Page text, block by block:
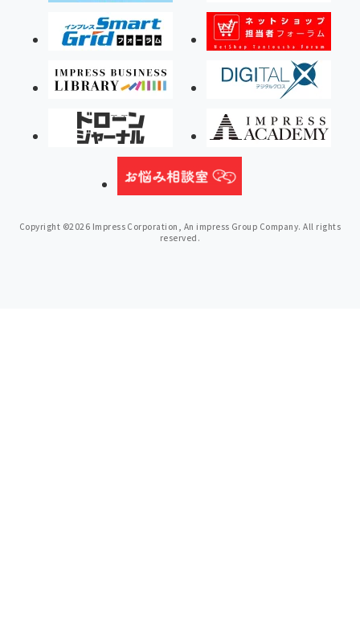
Copyright ©2026 Impress Corporation, An impress Group Company. All rights
reserved.